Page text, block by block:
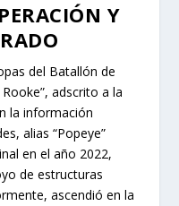
Y
del Batallón de
adscrito a la
la información
alias “Popeye”
en el año 2022,
de estructuras
ascendió en la